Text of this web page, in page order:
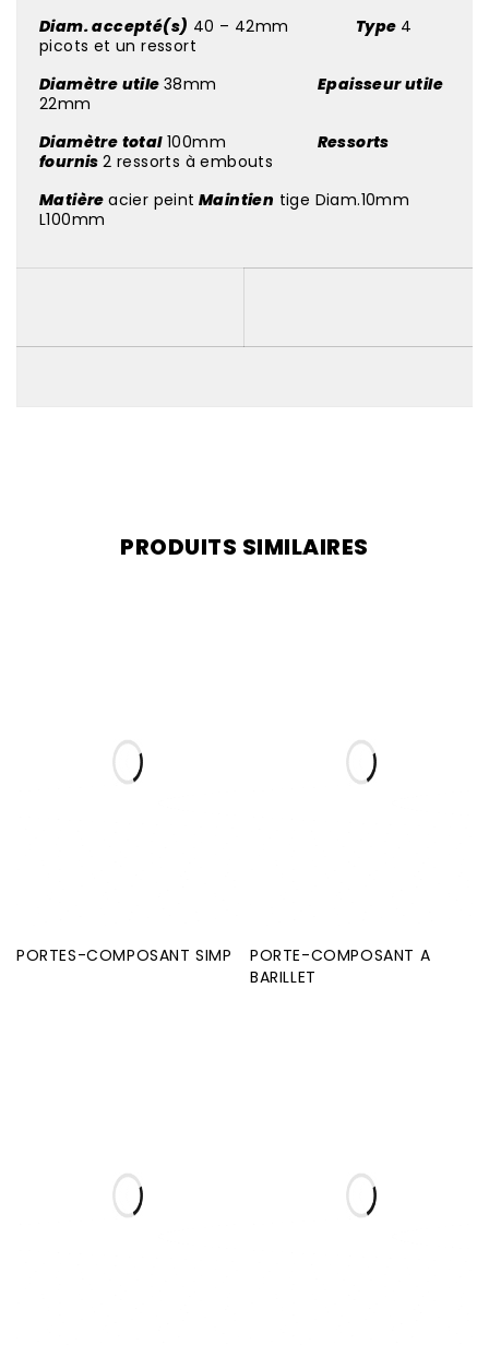
Diam. accepté(s) 40 – 42mm Type 4
picots et un ressort
Diamètre utile 38mm Epaisseur utile
22mm
Diamètre total100mm Ressorts
fournis2 ressorts à embouts
Matièreacier peint Maintien tige Diam.10mm
L100mm
PRODUITS SIMILAIRES
PORTES-COMPOSANT SIMP
PORTE-COMPOSANT A
BARILLET